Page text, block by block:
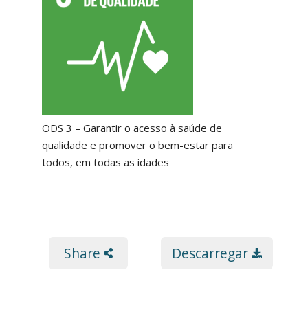
ODS 3 – Garantir o acesso à saúde de
qualidade e promover o bem-estar para
todos, em todas as idades
Share Descarregar